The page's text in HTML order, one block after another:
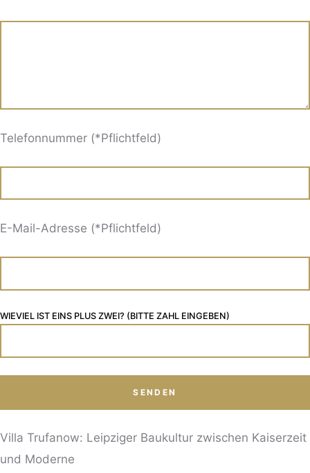
Telefonnummer (*Pflichtfeld)
E-Mail-Adresse (*Pflichtfeld)
WIEVIEL IST EINS PLUS ZWEI? (BITTE ZAHL EINGEBEN)
Villa Trufanow: Leipziger Baukultur zwischen Kaiserzeit
und Moderne